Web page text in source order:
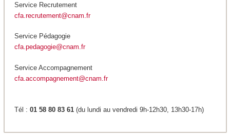
Service Recrutement
cfa.recrutement@cnam.fr
Service Pédagogie
cfa.pedagogie@cnam.fr
Service Accompagnement
cfa.accompagnement@cnam.fr
Tél : 01 58 80 83 61(du lundi au vendredi 9h-12h30, 13h30-17h)